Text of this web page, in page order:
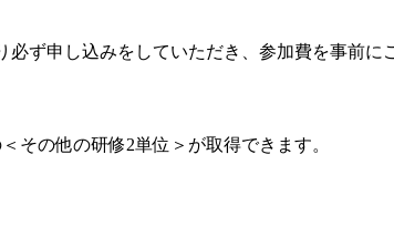
ず申し込みをしていただき、参加費を事前に
その他の研修2単位＞が取得できます。